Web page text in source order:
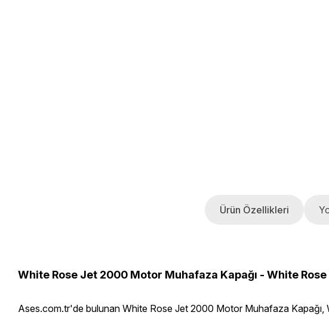
Ürün Özellikleri
White Rose Jet 2000 Motor Muhafaza Kapağı - White Rose
Ases.com.tr'de bulunan White Rose Jet 2000 Motor Muhafaza Kapağı,